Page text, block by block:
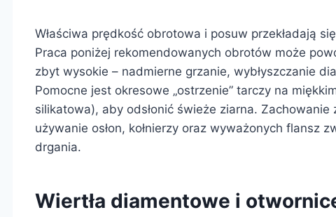
Właściwa prędkość obrotowa i posuw przekładają
Praca poniżej rekomendowanych obrotów może
zbyt wysokie – nadmierne grzanie, wybłyszczanie
Pomocne jest okresowe „ostrzenie” tarczy na
silikatowa), aby odsłonić świeże ziarna. Zachowanie
używanie osłon, kołnierzy oraz wyważonych flansz
drgania.
Wiertła diamentowe i